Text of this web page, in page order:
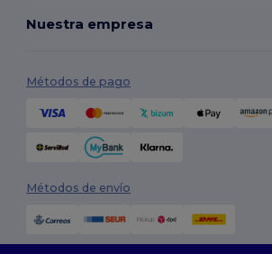
Nuestra empresa
Métodos de pago
Métodos de envío